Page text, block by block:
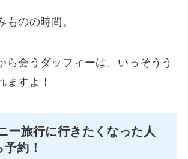
ものの時間。
ら会うダッフィーは、いっそうう
ますよ！
ー旅行に行きたくなった人
約！